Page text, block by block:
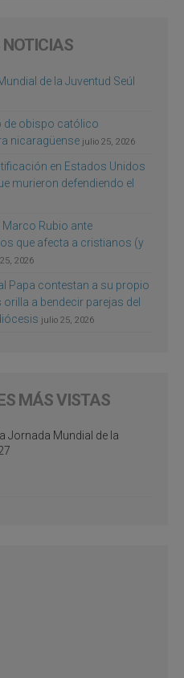
de la Juventud Seúl
de obispo católico
nicaragüense julio 25, 2026
en Estados Unidos
murieron defendiendo el
Rubio ante
que afecta a cristianos (y
2026
Papa contestan a su propio
a bendecir parejas del
julio 25, 2026
MÁS VISTAS
Jornada Mundial de la